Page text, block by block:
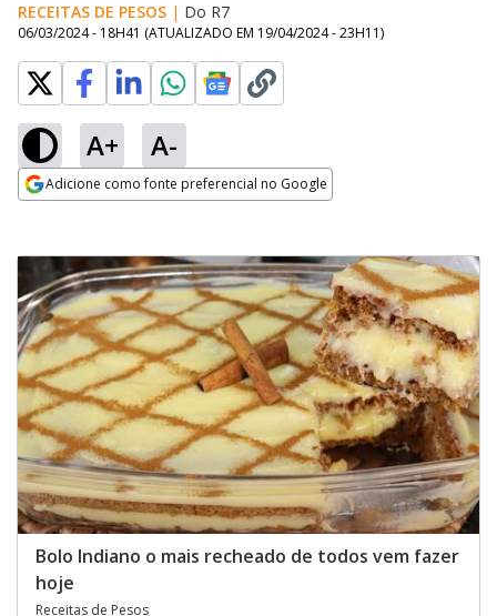
RECEITAS DE PESOS | Do R7
06/03/2024 - 18H41 (ATUALIZADO EM 19/04/2024 - 23H11)
A+ A-
Adicione como fonte preferencial no Google
Bolo Indiano o mais recheado de todos vem fazer
hoje
Receitas de Pesos